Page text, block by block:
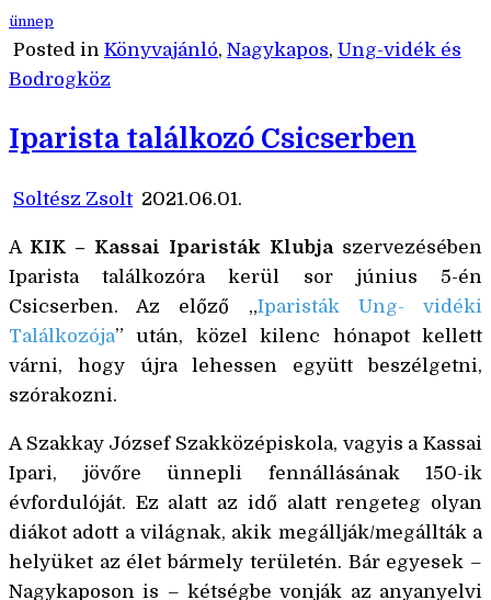
ünnep
Posted in Könyvajánló, Nagykapos, Ung-vidék és
Bodrogköz
Iparista találkozó Csicserben
Soltész Zsolt 2021.06.01.
A KIK – Kassai Iparisták Klubjaszervezésében
Iparista találkozóra kerül sor június 5-én
Csicserben. Az előző „Iparisták Ung- vidéki
Találkozója” után, közel kilenc hónapot kellett
várni, hogy újra lehessen együtt beszélgetni,
szórakozni.
A Szakkay József Szakközépiskola, vagyis a Kassai
Ipari, jövőre ünnepli fennállásának 150-ik
évfordulóját. Ez alatt az idő alatt rengeteg olyan
diákot adott a világnak, akik megállják/megállták a
helyüket az élet bármely területén. Bár egyesek –
Nagykaposon is – kétségbe vonják az anyanyelvi